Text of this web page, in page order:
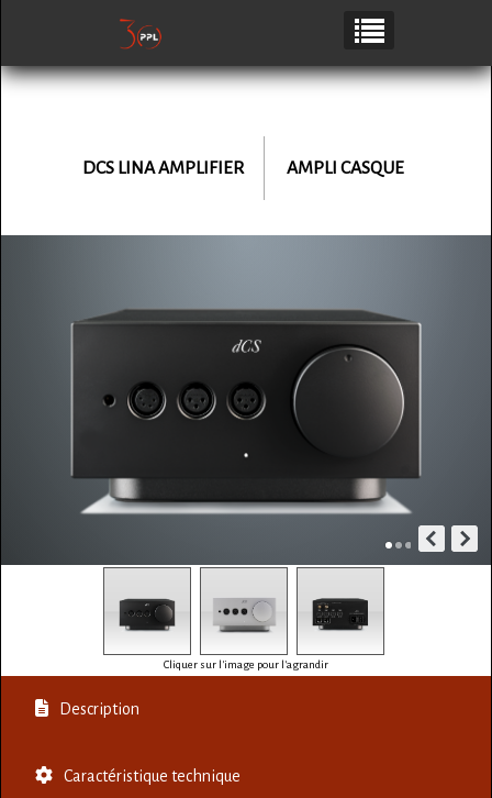
DCS LINAAMPLIFIER AMPLI CASQUE
Cliquer sur l'image pour l'agrandir
Description
Caractéristique technique